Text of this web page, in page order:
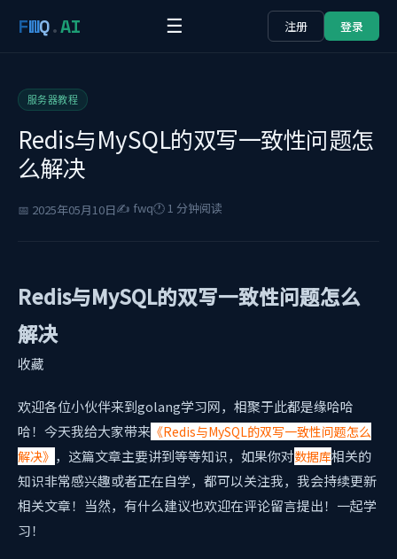
FWQ.AI ☰ 注册 登录
服务器教程
Redis与MySQL的双写一致性问题怎
么解决
📅 2025年05月10日✍️ fwq🕐 1 分钟阅读
Redis与MySQL的双写一致性问题怎么
解决
收藏
欢迎各位小伙伴来到golang学习网，相聚于此都是缘哈哈
哈！今天我给大家带来 《Redis与MySQL的双写一致性问题怎么
解决》 ，这篇文章主要讲到等等知识，如果你对数据库相关的
知识非常感兴趣或者正在自学，都可以关注我，我会持续更新
相关文章！当然，有什么建议也欢迎在评论留言提出！一起学
习！